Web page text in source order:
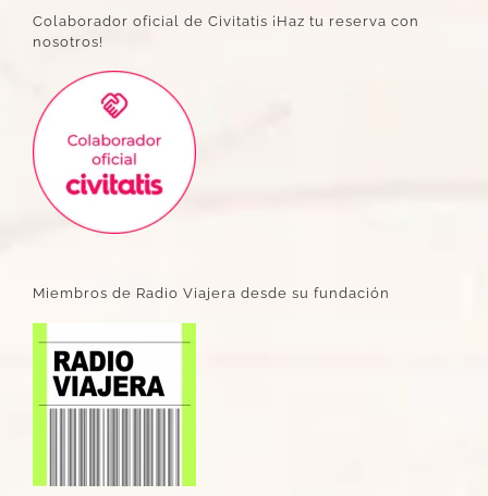
Colaborador oficial de Civitatis ¡Haz tu reserva con
nosotros!
Miembros de Radio Viajera desde su fundación